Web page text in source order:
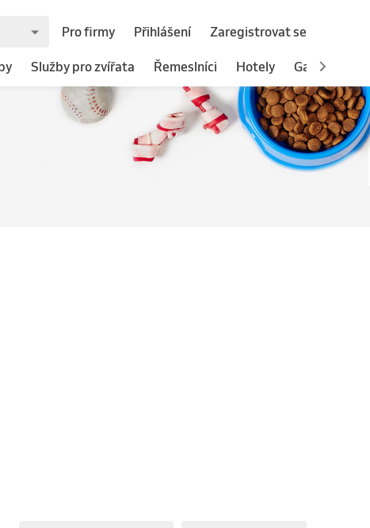
Pro firmy Přihlášení Zaregistrovat se
Služby pro zvířata Řemeslníci Hotely Gastronomie